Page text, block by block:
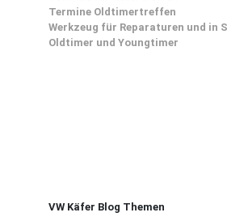
Termine Oldtimertreffen
Werkzeug für Reparaturen und in
Oldtimer und Youngtimer
VW Käfer Blog Themen